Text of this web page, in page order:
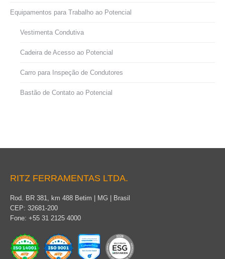
Equipamentos para Trabalho ao Potencial
Vestimenta Condutiva
Cadeira de Acesso ao Potencial
Carro para Inspeção de Condutores
Bastão de Contato ao Potencial
RITZ FERRAMENTAS LTDA.
Rod. BR 381, km 488 Betim | MG | Brasil
CEP: 32681-200
Fone: +55 31 2125 4000